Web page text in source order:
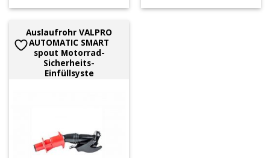
Auslaufrohr VALPRO
AUTOMATIC SMART
spout Motorrad-
Sicherheits-
Einfüllsyste